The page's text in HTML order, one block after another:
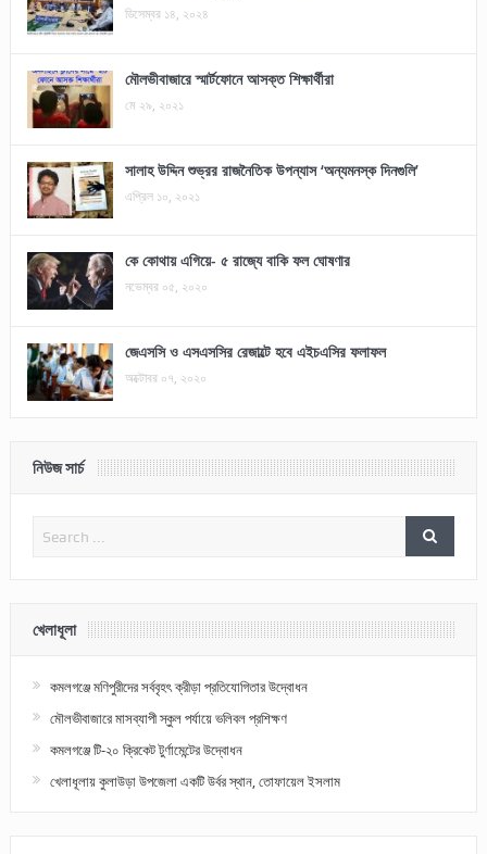
ডিসেম্বর ১৪, ২০২৪
মৌলভীবাজারে স্মার্টফোনে আসক্ত শিক্ষার্থীরা
মে ২৯, ২০২১
সালাহ উদ্দিন শুভ্রর রাজনৈতিক উপন্যাস ‘অন্যমনস্ক দিনগুলি’
এপ্রিল ১০, ২০২১
কে কোথায় এগিয়ে- ৫ রাজ্যে বাকি ফল ঘোষণার
নভেম্বর ০৫, ২০২০
জেএসসি ও এসএসসির রেজাল্টে হবে এইচএসির ফলাফল
অক্টোবর ০৭, ২০২০
নিউজ সার্চ
খেলাধূলা
কমলগঞ্জে মণিপুরীদের সর্ববৃহৎ ক্রীড়া প্রতিযোগিতার উদ্বোধন
মৌলভীবাজারে মাসব্যাপী স্কুল পর্যায়ে ভলিবল প্রশিক্ষণ
কমলগঞ্জে টি-২০ ক্রিকেট টুর্ণামেন্টের উদ্বোধন
খেলাধূলায় কুলাউড়া উপজেলা একটি উর্বর স্থান, তোফায়েল ইসলাম